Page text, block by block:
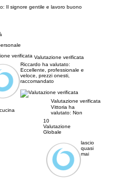
Il signore gentile e lavoro buono
Valutazione verificata
Riccardo ha valutato:
Eccellente, professionale e
veloce, prezzi onesti,
raccomandato
10
Valutazione
Globale
Valutazione verificata
Vittoria ha
valutato: Non
lascio
quasi
mai